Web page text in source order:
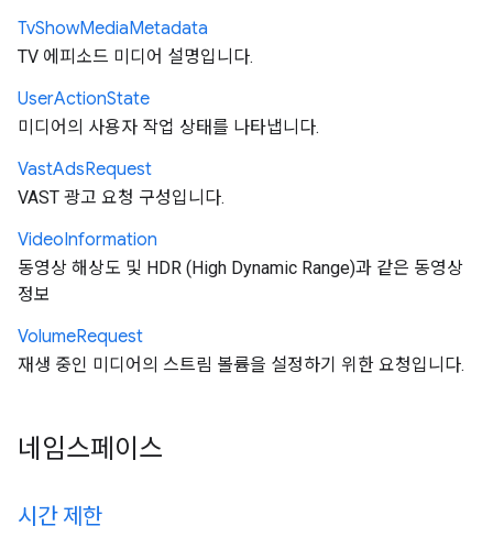
TvShowMediaMetadata
TV 에피소드 미디어 설명입니다.
UserActionState
미디어의 사용자 작업 상태를 나타냅니다.
VastAdsRequest
VAST 광고 요청 구성입니다.
VideoInformation
동영상 해상도 및 HDR (High Dynamic Range)과 같은 동영상
정보
VolumeRequest
재생 중인 미디어의 스트림 볼륨을 설정하기 위한 요청입니다.
네임스페이스
시간 제한